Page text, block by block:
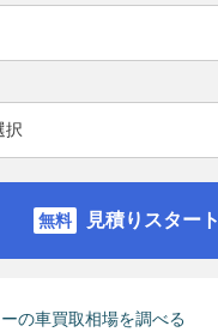
見積りスタート
の車買取相場を調べる